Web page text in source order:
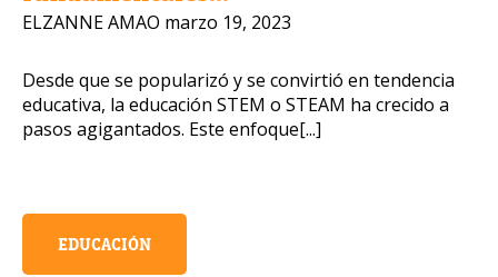
ELZANNE AMAO marzo 19, 2023
Desde que se popularizó y se convirtió en tendencia
educativa, la educación STEM o STEAM ha crecido a
pasos agigantados. Este enfoque[...]
EDUCACIÓN
OBTENER INFORMACIÓN